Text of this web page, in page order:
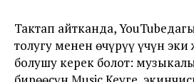
Тактап айтканда,
толугу менен өчүрүү үчүн эки
болушу керек болот: